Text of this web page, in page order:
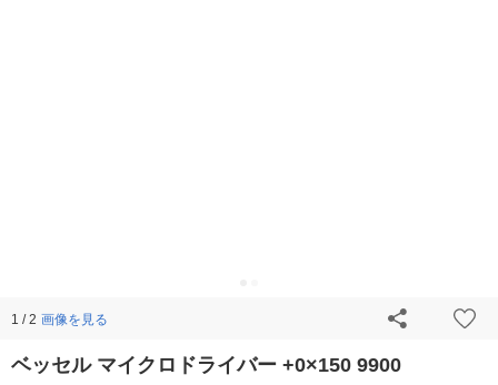
1 / 2 画像を見る
ベッセル マイクロドライバー +0×150 9900